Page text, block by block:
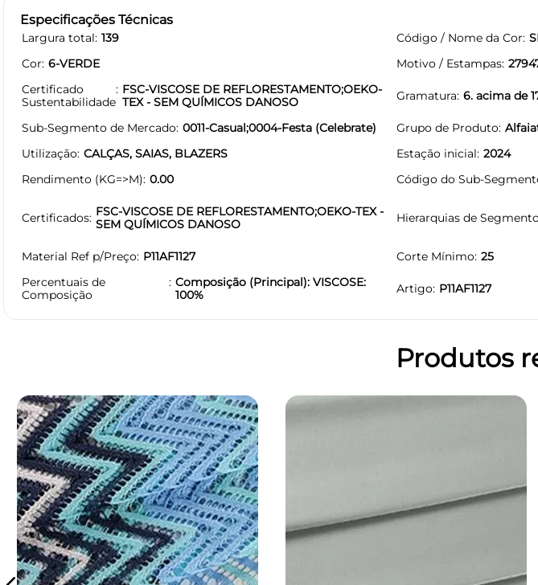
Especificações Técnicas
Largura total 139 Código / Nome da Cor
Cor 6-VERDE Motivo / Estampas
Certificado
Sustentabilidade
FSC-VISCOSE DE REFLORESTAMENTO;OEKO-
TEX - SEM QUÍMICOS DANOSO
Gramatura 6. acima de
Sub-Segmento de Mercado 0011-Casual;0004-Festa (Celebrate) Grupo de Produto
Utilização CALÇAS, SAIAS, BLAZERS Estação inicial 2024
Rendimento (KG=>M) 0.00 Código do Sub-
Certificados FSC-VISCOSE DE REFLORESTAMENTO;OEKO-TEX -
SEM QUÍMICOS DANOSO
Hierarquias de
Material Ref p/Preço P11AF1127 Corte Mínimo 25
Percentuais de
Composição
Composição (Principal): VISCOSE:
100%
Artigo P11AF1127
Produtos